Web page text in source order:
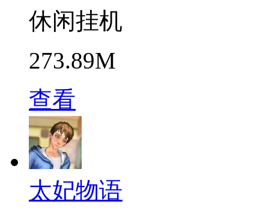
休闲挂机
273.89M
查看
太妃物语